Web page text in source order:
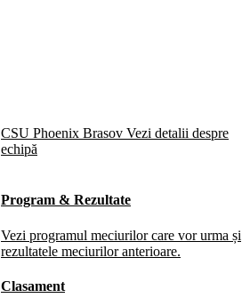
CSU Phoenix Brasov Vezi detalii despre
echipă
Program & Rezultate
Vezi programul meciurilor care vor urma și
rezultatele meciurilor anterioare.
Clasament